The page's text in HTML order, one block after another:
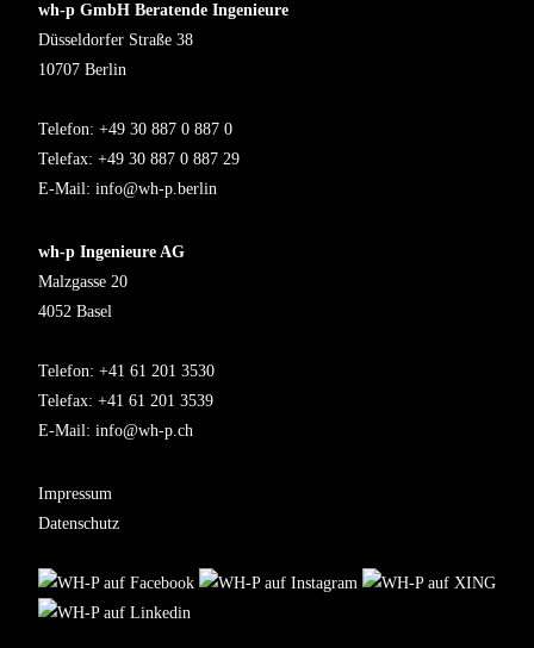
wh-p GmbH Beratende Ingenieure
Düsseldorfer Straße 38
10707 Berlin
Telefon: +49 30 887 0 887 0
Telefax: +49 30 887 0 887 29
E-Mail: info@wh-p.berlin
wh-p Ingenieure AG
Malzgasse 20
4052 Basel
Telefon: +41 61 201 3530
Telefax: +41 61 201 3539
E-Mail: info@wh-p.ch
Impressum
Datenschutz